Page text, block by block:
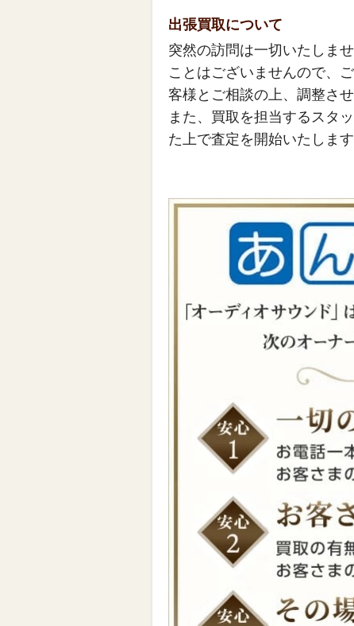
出張買取について
突然の訪問は一切いたしま
ことはございませんので、
客様とご相談の上、調整さ
また、買取を担当するスタ
た上で査定を開始いたしま